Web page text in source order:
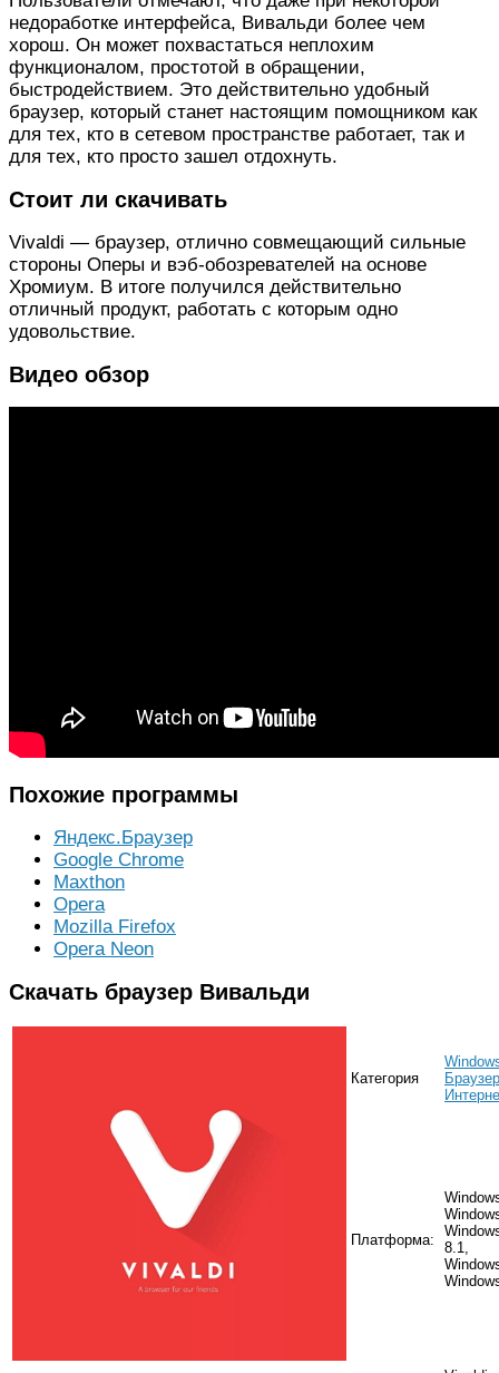
недоработке интерфейса, Вивальди более чем
хорош. Он может похвастаться неплохим
функционалом, простотой в обращении,
быстродействием. Это действительно удобный
браузер, который станет настоящим помощником как
для тех, кто в сетевом пространстве работает, так и
для тех, кто просто зашел отдохнуть.
Стоит ли скачивать
Vivaldi — браузер, отлично совмещающий сильные
стороны Оперы и вэб-обозревателей на основе
Хромиум. В итоге получился действительно
отличный продукт, работать с которым одно
удовольствие.
Видео обзор
Похожие программы
Яндекс.Браузер
Google Chrome
Maxthon
Opera
Mozilla Firefox
Opera Neon
Скачать браузер Вивальди
Категория
Платформа:
8.1,